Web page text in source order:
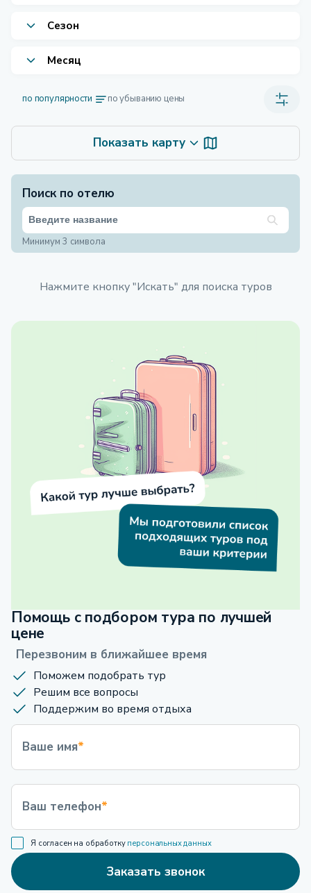
Сезон
Месяц
по популярности по убыванию цены
Показать карту
Поиск по отелю
Минимум 3 символа
Нажмите кнопку "Искать" для поиска туров
Помощь с подбором тура по лучшей
цене
Перезвоним в ближайшее время
Поможем подобрать тур
Решим все вопросы
Поддержим во время отдыха
Ваше имя*
Ваш телефон*
Я согласен на обработку персональных данных
Заказать звонок